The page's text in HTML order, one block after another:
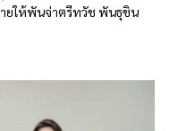
ยให้พันจ่าตรีทวัช พันธุชิน